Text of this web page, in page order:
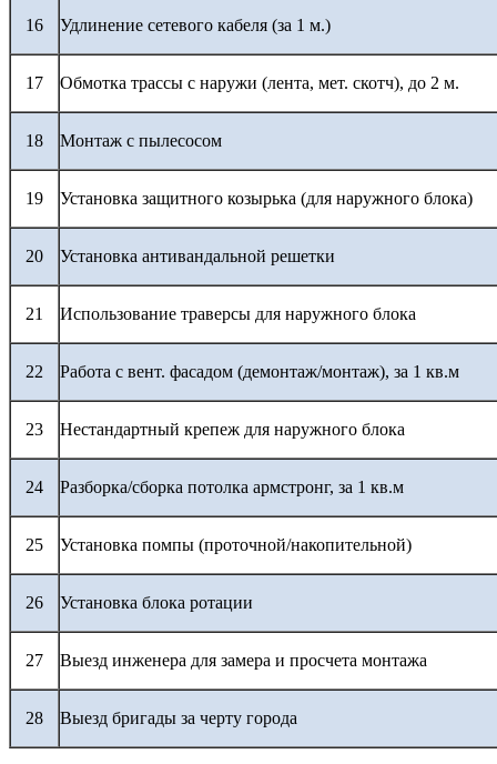
16 Удлинение сетевого кабеля (за 1 м.)
17 Обмотка трассы с наружи (лента, мет. скотч), до 2 м.
18 Монтаж с пылесосом
19 Установка защитного козырька (для наружного блока)
20 Установка антивандальной решетки
21 Использование траверсы для наружного блока
22 Работа с вент. фасадом (демонтаж/монтаж), за 1 кв.м
23 Нестандартный крепеж для наружного блока
24 Разборка/сборка потолка армстронг, за 1 кв.м
25 Установка помпы (проточной/накопительной)
26 Установка блока ротации
27 Выезд инженера для замера и просчета монтажа
28 Выезд бригады за черту города